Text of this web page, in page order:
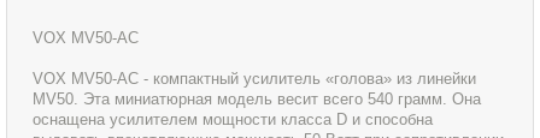
VOX MV50-AC
VOX MV50-AC - компактный усилитель «голова» из линейки
MV50. Эта миниатюрная модель весит всего 540 грамм. Она
оснащена усилителем мощности класса D и способна